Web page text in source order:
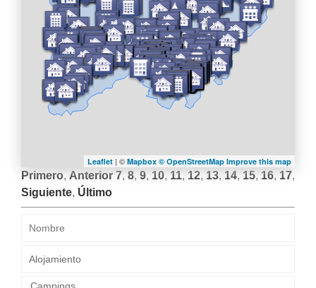
Leaflet | © Mapbox © OpenStreetMap Improve this map
Primero, Anterior 7, 8, 9, 10, 11, 12, 13, 14, 15, 16, 17,
Siguiente, Último